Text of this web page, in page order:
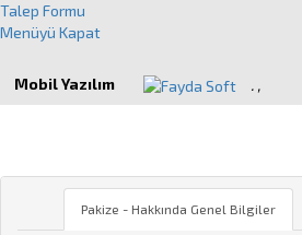
Talep Formu
Menüyü Kapat
Mobil Yazılım . ,
Pakize - Hakkında Genel Bilgiler